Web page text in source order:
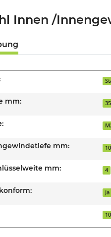
Innen /
mm:
mm:
mm: 4
Ja